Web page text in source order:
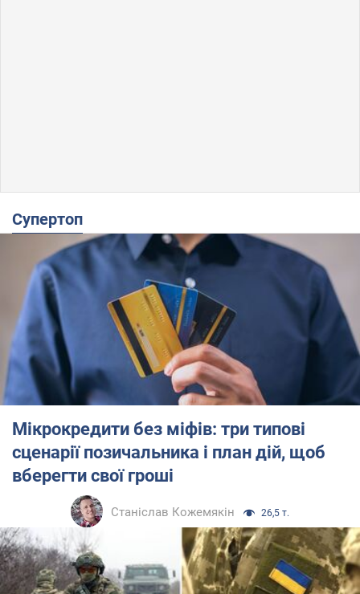
Супертоп
Мікрокредити без міфів: три типові
сценарії позичальника і план дій, щоб
вберегти свої гроші
Станіслав Кожемякін 26,5 т.